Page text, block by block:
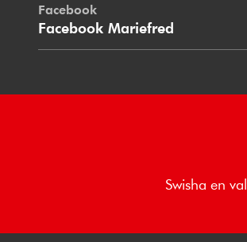
Facebook
Facebook Mariefred
Swisha en